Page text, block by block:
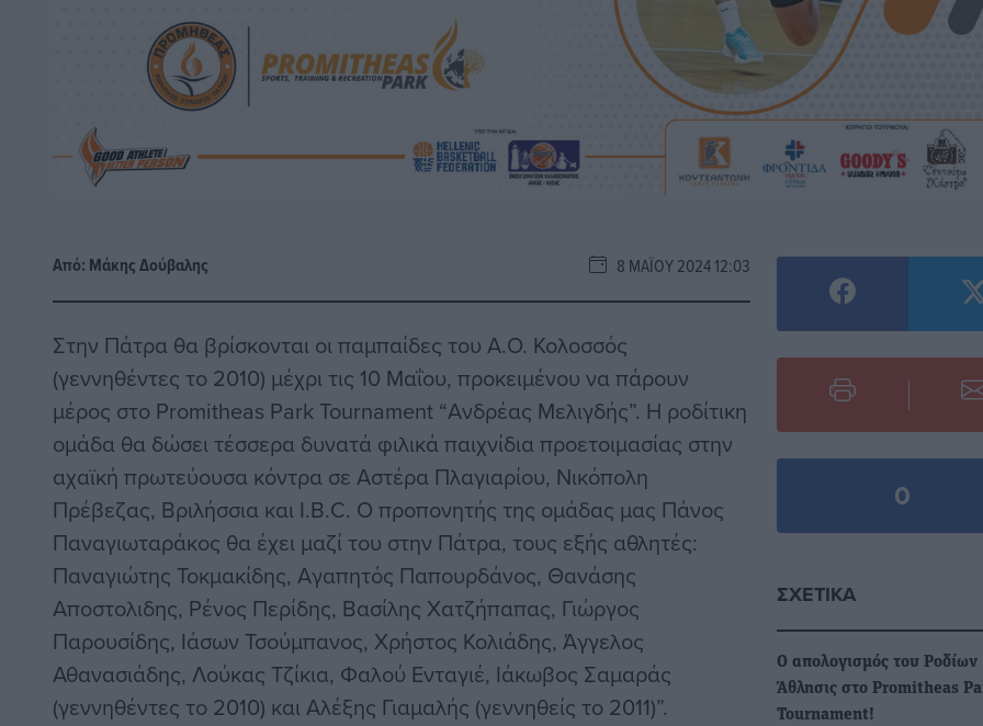
Από: Μάκης Δούβαλης 8 ΜΑΪ́ΟΥ 2024 12:03
Στην Πάτρα θα βρίσκονται οι παμπαίδες του Α.Ο. Κολοσσός
(γεννηθέντες το 2010) μέχρι τις 10 Μαΐου, προκειμένου να πάρουν
μέρος στο Promitheas Park Tournament “Ανδρέας Μελιγδής”. Η ροδίτικη
ομάδα θα δώσει τέσσερα δυνατά φιλικά παιχνίδια προετοιμασίας στην
αχαϊκή πρωτεύουσα κόντρα σε Αστέρα Πλαγιαρίου, Νικόπολη
Πρέβεζας, Βριλήσσια και I.B.C. Ο προπονητής της ομάδας μας Πάνος
Παναγιωταράκος θα έχει μαζί του στην Πάτρα, τους εξής αθλητές:
Παναγιώτης Τοκμακίδης, Αγαπητός Παπουρδάνος, Θανάσης
Αποστολιδης, Ρένος Περίδης, Βασίλης Χατζήπαπας, Γιώργος
Παρουσίδης, Ιάσων Τσούμπανος, Χρήστος Κολιάδης, Άγγελος
Αθανασιάδης, Λούκας Τζίκια, Φαλού Ενταγιέ, Ιάκωβος Σαμαράς
(γεννηθέντες το 2010) και Αλέξης Γιαμαλής (γεννηθείς το 2011)”.
0
ΣΧΕΤΙΚΆ
Ο απολογισμός του Ροδίων
Άθλησις στο Promitheas
Tournament!